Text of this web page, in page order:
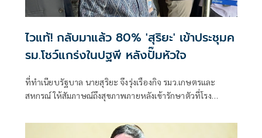
ไวแท้! กลับมาแล้ว 80% 'สุริยะ' เข้าประชุมค
รม.โชว์แกร่งในปฐพี หลังปั๊มหัวใจ
ที่ทําเนียบรัฐบาล นายสุริยะ จึงรุ่งเรืองกิจ รมว.เกษตรและ
สหกรณ์ ให้สัมภาษณ์ถึงสุขภาพภายหลังเข้ารักษาตัวที่โรง